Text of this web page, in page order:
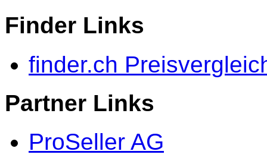
Finder Links
finder.ch
Partner Links
ProSeller AG